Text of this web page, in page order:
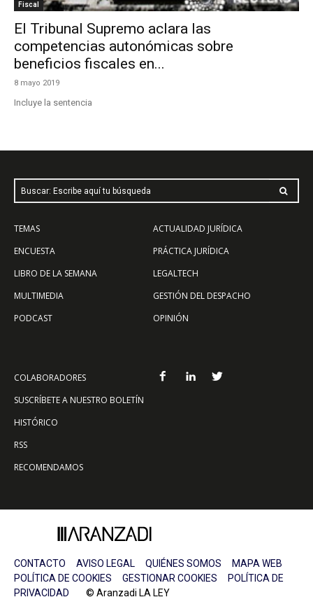
Fiscal
El Tribunal Supremo aclara las
competencias autonómicas sobre
beneficios fiscales en...
8 mayo 2019
Incluye la sentencia
Buscar: Escribe aquí tu búsqueda
TEMAS
ENCUESTA
LIBRO DE LA SEMANA
MULTIMEDIA
PODCAST
ACTUALIDAD JURÍDICA
PRÁCTICA JURÍDICA
LEGALTECH
GESTIÓN DEL DESPACHO
OPINIÓN
COLABORADORES
SUSCRÍBETE A NUESTRO BOLETÍN
HISTÓRICO
RSS
RECOMENDAMOS
CONTACTO AVISO LEGAL QUIÉNES SOMOS
MAPA WEB
POLÍTICA DE COOKIES
GESTIONAR COOKIES
POLÍTICA DE
PRIVACIDAD © Aranzadi LA LEY